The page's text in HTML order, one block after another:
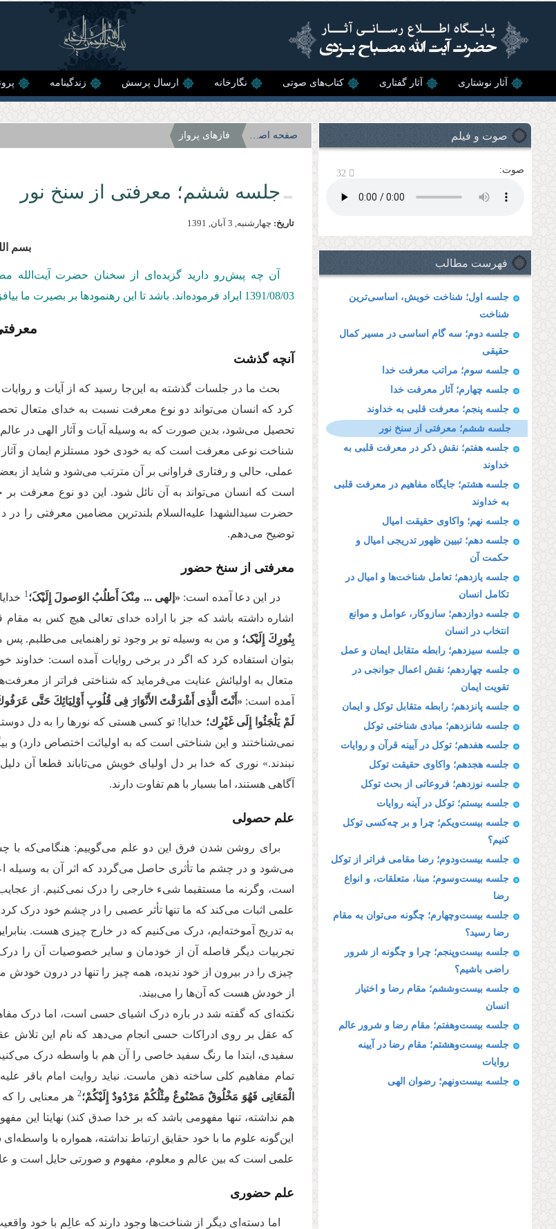
آثار نوشتاری آثار گفتاری کتاب‌های صوتی نگارخانه ارسال پرسش زندگینامه
صوت و فیلم
صوت:
فهرست مطالب
جلسه اول؛ شناخت خویش، اساسی‌ترین
شناخت
جلسه دوم؛ سه گام اساسی در مسیر کمال
حقیقی
جلسه سوم؛ مراتب معرفت خدا
جلسه چهارم؛ آثار معرفت خدا
جلسه پنجم؛ معرفت قلبی به خداوند
جلسه ششم؛ معرفتی از سنخ نور
جلسه هفتم؛ نقش ذکر در معرفت قلبی به
خداوند
جلسه هشتم؛ جایگاه مفاهیم در معرفت قلبی
به خداوند
جلسه نهم؛ واکاوی حقیقت امیال
جلسه دهم؛ تبیین ظهور تدریجی امیال و
حکمت آن
جلسه یازدهم؛ تعامل شناخت‌ها و امیال در
تکامل انسان
جلسه دوازدهم؛ سازوکار، عوامل و موانع
انتخاب در انسان
جلسه سیزدهم؛ رابطه متقابل ایمان و عمل
جلسه چهاردهم؛ نقش اعمال جوانجی در
تقویت ایمان
جلسه پانزدهم؛ رابطه متقابل توکل و ایمان
جلسه شانزدهم؛ مبادی شناختی توکل
جلسه هفدهم؛ توکل در آیینه قرآن و روایات
جلسه هجدهم؛ واکاوی حقیقت توکل
جلسه نوزدهم؛ فروعاتی از بحث توکل
جلسه بیستم؛ توکل در آینه روایات
جلسه بیست‌ویکم؛ چرا و بر چه‌کسی توکل
کنیم؟
جلسه بیست‌ودوم؛ رضا مقامی فراتر از توکل
جلسه بیست‌وسوم؛ مبنا، متعلقات، و انواع
رضا
جلسه بیست‌وچهارم؛ چگونه می‌توان به مقام
رضا رسید؟
جلسه بیست‌وپنجم؛ چرا و چگونه از شرور
راضی باشیم؟
جلسه بیست‌وششم؛ مقام رضا و اختیار
انسان
جلسه بیست‌وهفتم؛ مقام رضا و شرور عالم
جلسه بیست‌وهشتم؛ مقام رضا در آیینه
روایات
جلسه بیست‌ونهم؛ رضوان الهی
صفحه اصلی فازهای پرواز
جلسه ششم؛ معرفتی از سنخ نور
تاریخ: چهارشنبه, 3 آبان, 1391
بسم‌
آن چه پیش‌رو دارید گزیده‌ای از سخنان حضرت آیت‌الله
1391/08/03 ایراد فرموده‌اند. باشد تا این رهنمودها بر بصیرت ما
آنچه گذشت
بحث ما در جلسات گذشته به این‌جا رسید که از آیات و
کرد که انسان می‌تواند دو نوع معرفت نسبت به خدای متعال
تحصیل می‌شود، بدین صورت که به وسیله آیات و آثار الهی در عالم
شناخت نوعی معرفت است که به خودی خود مستلزم ایمان و
عملی، حالی و رفتاری فراوانی بر آن مترتب می‌شود و شاید از
است که انسان می‌تواند به آن نائل شود. این دو نوع
حضرت سیدالشهدا علیه‌السلام بلندترین مضامین معرفتی را در
توضیح می‌دهم.
معرفتی از سنخ حضور
در این دعا آمده است: «إلهی ... مِنْکَ أَطلُبُ الوَصولَ إِلَیْکَ؛1
اشاره داشته باشد که جز با اراده خدای تعالی هیچ کس به
بِنُورِكَ إِلَیْک؛ و من به وسیله تو بر وجود تو راهنمایی می‌طلبم.
بتوان استفاده کرد که اگر در برخی روایات آمده است:
متعال به اولیائش عنایت می‌فرماید که شناختی فراتر از
آمده است: «أَنْتَ الَّذِی أَشْرَقْتَ الأَنْوَارَ فِی قُلُوبِ أَوْلِیَائِكَ حَتَّى
لَمْ یَلْجَئُوا إِلَى غَیْرِك؛ خدایا! تو کسی هستی که نورها را به دل دوستانت
نمی‌شناختند و این شناختی است که به اولیائت اختصاص دارد) و
نبندند.» نوری که خدا بر دل اولیای خویش می‌تاباند قطعا آن
آگاهی هستند، اما بسیار با هم تفاوت دارند.
علم حصولی
برای روشن شدن فرق این دو علم می‌گوییم: هنگامی‌که با
می‌شود و در چشم ما تأثری حاصل می‌گردد که اثر آن به وسیله
است، وگرنه ما مستقیما شیء خارجی را درک نمی‌کنیم. از
علمی اثبات می‌کند که ما تنها تأثر عصبی را در چشم خود درک
به تدریج آموخته‌ایم، درک می‌کنیم که در خارج چیزی هست.
تجربیات دیگر فاصله آن از خودمان و سایر خصوصیات آن را
چیزی را در بیرون از خود ندیده، همه چیز را تنها در درون
از خودش هست که آن‌ها را می‌بیند.
نکته‌ای که گفته شد در باره درک اشیای حسی است، اما درک
که عقل بر روی ادراکات حسی انجام می‌دهد که نام این تلاش
سفیدی، ابتدا ما رنگ سفید خاصی را آن هم با واسطه درک
تمام مفاهیم کلی ساخته ذهن ماست. نباید روایت امام باقر
الْمَعَانِی فَهُوَ مَخْلُوقٌ مَصْنُوعٌ مِثْلُکُمْ مَرْدُودٌ إِلَیْکُمْ؛2هر معنایی را
هم نداشته، تنها مفهومی باشد که بر خدا صدق کند) نهایتا این
این‌گونه علوم ما با خود حقایق ارتباط نداشته، همواره با
علمی است که بین عالم و معلوم، مفهوم و صورتی حایل است و
علم حضوری
اما دسته‌ای دیگر از شناخت‌ها وجود دارند که عالِم با خود